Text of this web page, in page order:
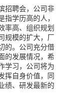
聘会，公司非
学历高的人，
率高、组织规划
规模的扩大，厂
的。公司充分借
的发展情况，希
学习，公司将为
挥自身价值，同
绩、研发最新的